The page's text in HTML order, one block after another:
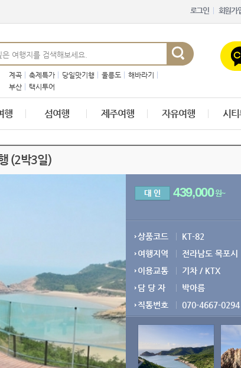
로그인 회원가
계곡 축제특가 당일맛기행 울릉도
해바라기
부산
택시투어
행 섬여행 제주여행 자유여행 시티
(2박3일)
439,000원~
상품코드
KT-82
여행지역
전라남도 목포시
이용교통
기차 / KTX
담 당 자
박아름
직통번호
070-4667-0294